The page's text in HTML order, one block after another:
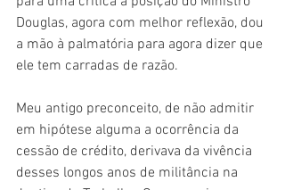
Douglas, agora com melhor reflexão, dou
a mão à palmatória para agora dizer que
ele tem carradas de razão.
Meu antigo preconceito, de não admitir
em hipótese alguma a ocorrência da
cessão de crédito, derivava da vivência
desses longos anos de militância na